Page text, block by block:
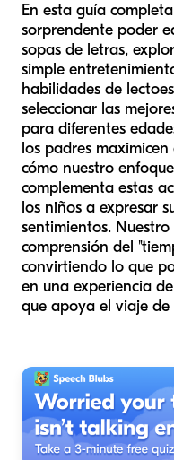
En esta guía
sorprendente poder
sopas de letras,
simple
habilidades de
seleccionar las
para diferentes
los padres
cómo nuestro
complementa estas
los niños a expresar
sentimientos.
comprensión del
convirtiendo lo que
en una experiencia
que apoya el viaje